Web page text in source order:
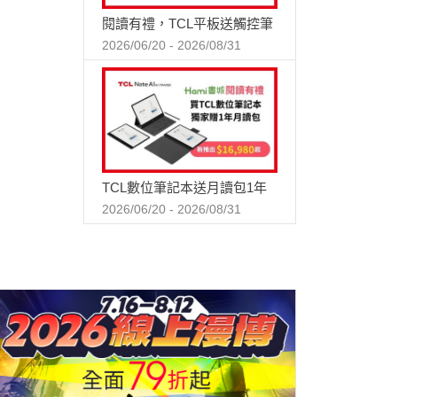
閱讀有禮，TCL平板送觸控筆
2026/06/20 - 2026/08/31
TCL數位筆記本送月讀包1年
2026/06/20 - 2026/08/31